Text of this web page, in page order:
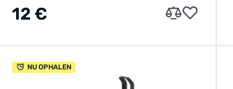
12 €
NU OPHALEN